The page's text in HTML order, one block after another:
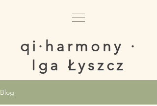
qi·harmony ·
Iga Łyszcz
Blog